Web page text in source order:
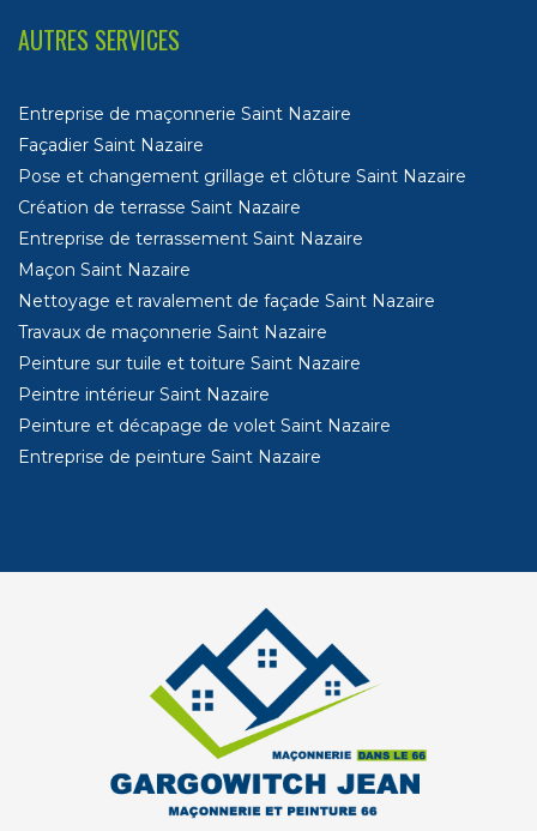
AUTRES SERVICES
Entreprise de maçonnerie Saint Nazaire
Façadier Saint Nazaire
Pose et changement grillage et clôture Saint Nazaire
Création de terrasse Saint Nazaire
Entreprise de terrassement Saint Nazaire
Maçon Saint Nazaire
Nettoyage et ravalement de façade Saint Nazaire
Travaux de maçonnerie Saint Nazaire
Peinture sur tuile et toiture Saint Nazaire
Peintre intérieur Saint Nazaire
Peinture et décapage de volet Saint Nazaire
Entreprise de peinture Saint Nazaire